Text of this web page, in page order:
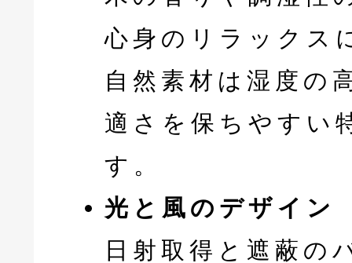
心身のリラックス
自然素材は湿度の
適さを保ちやすい
す。
光と風のデザイン
日射取得と遮蔽の